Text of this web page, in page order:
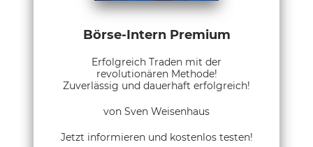
Börse-Intern Premium
Erfolgreich Traden mit der
revolutionären Methode!
Zuverlässig und dauerhaft erfolgreich!
von Sven Weisenhaus
Jetzt informieren und kostenlos testen!